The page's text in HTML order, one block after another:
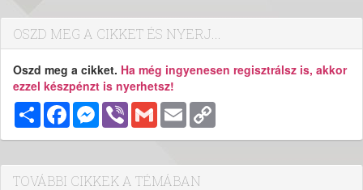
OSZD MEG A CIKKET ÉS NYERJ...
Oszd meg a cikket. Ha még ingyenesen regisztrálsz is, akkor
ezzel készpénzt is nyerhetsz!
MegosztásFacebookMessenger
Viber Gmail Email
TOVÁBBI CIKKEK A TÉMÁBAN